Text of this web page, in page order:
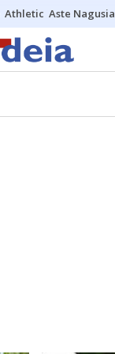
Athletic Aste Nagusia